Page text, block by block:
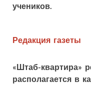
учеников.
Редакция газеты
«Штаб-квартира»
располагается в